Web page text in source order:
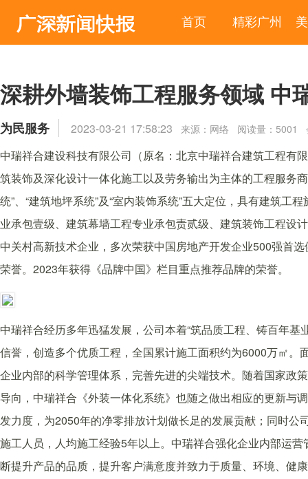
首页 精彩广州
深耕外墙装饰工程服务领域 中
为民服务 2023-03-21 17:58:23 来源：网络 阅读量：5001
中瑞祥合建设科技有限公司（原名：北京中瑞祥合建筑工程
筑装饰及深化设计一体化施工以及劳务输出为主体的工程服务
统”、“建筑地坪系统”及“室内装饰系统”五大定位，具有建筑
业承包壹级、建筑幕墙工程专业承包责贰级、建筑装饰工程设
中关村高新技术企业，多次荣获中国房地产开发企业500强首
荣誉。2023年获得《品牌中国》栏目重点推荐品牌的荣誉。
中瑞祥合经历多年迅猛发展，公司本着“筑品质工程、铸百年
信誉，创造多个优质工程，全国累计施工面积约为6000万㎡
企业内部的科学管理体系，完善先进的尖端技术。随着国家政
导向，中瑞祥合《外装一体化系统》也随之做出相应的更新与
发力度，为2050年的净零排放计划做长足的发展贡献；同时
施工人员，人均施工经验5年以上。中瑞祥合强化企业内部运
断提升产品的品质，提升客户满意度并致力于质量、环境、健